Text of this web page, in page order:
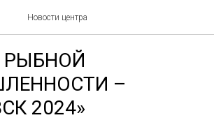
Новости центра
РЫБНОЙ
–
2024»